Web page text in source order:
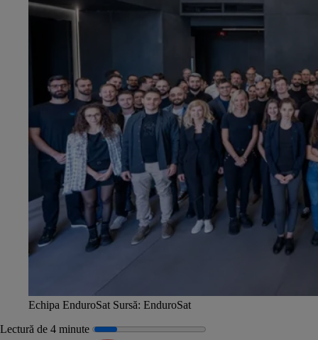
Echipa EnduroSat Sursă: EnduroSat
Lectură de 4 minute